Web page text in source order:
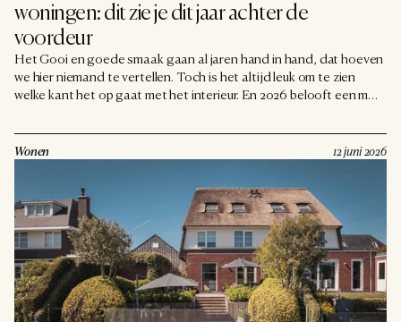
woningen: dit zie je dit jaar achter de
voordeur
Het Gooi en goede smaak gaan al jaren hand in hand, dat hoeven
we hier niemand te vertellen. Toch is het altijd leuk om te zien
welke kant het op gaat met het interieur. En 2026 belooft een mooi
draait het nu weer om warmte, karakter en comfort. Wij zetten de
trends op een rij die je dit jaar in de mooiste Gooische woningen
Wonen 12 juni 2026